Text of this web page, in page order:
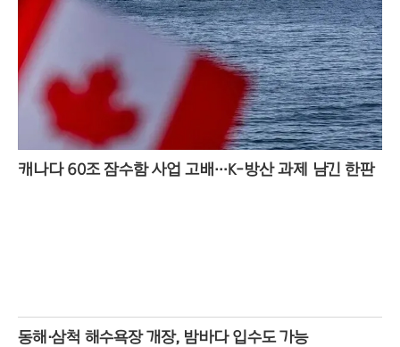
캐나다 60조 잠수함 사업 고배…K-방산 과제 남긴 한판
동해·삼척 해수욕장 개장, 밤바다 입수도 가능